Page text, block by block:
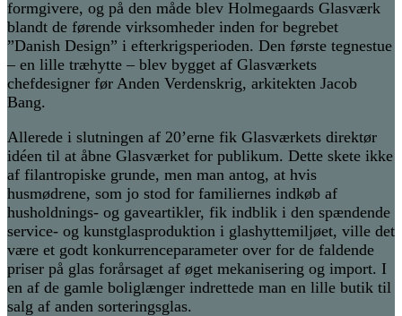
formgivere, og på den måde blev Holmegaards Glasværk
blandt de førende virksomheder inden for begrebet
”Danish Design” i efterkrigsperioden. Den første tegnestue
– en lille træhytte – blev bygget af Glasværkets
chefdesigner før Anden Verdenskrig, arkitekten Jacob
Bang.
Allerede i slutningen af 20’erne fik Glasværkets direktør
idéen til at åbne Glasværket for publikum. Dette skete ikke
af filantropiske grunde, men man antog, at hvis
husmødrene, som jo stod for familiernes indkøb af
husholdnings- og gaveartikler, fik indblik i den spændende
service- og kunstglasproduktion i glashyttemiljøet, ville det
være et godt konkurrenceparameter over for de faldende
priser på glas forårsaget af øget mekanisering og import. I
en af de gamle boliglænger indrettede man en lille butik til
salg af anden sorteringsglas.